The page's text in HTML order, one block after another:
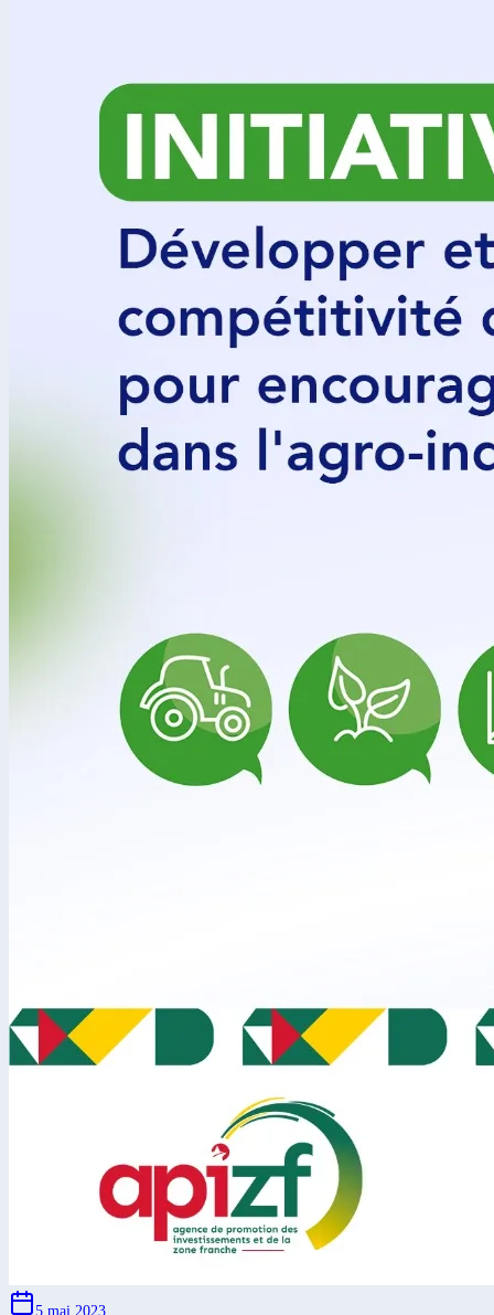
5 mai 2023